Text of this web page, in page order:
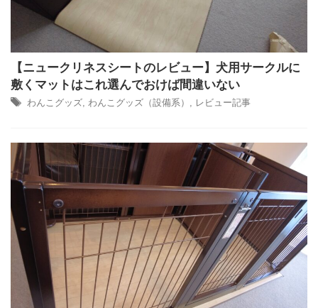
【ニュークリネスシートのレビュー】犬用サークルに
敷くマットはこれ選んでおけば間違いない
わんこグッズ わんこグッズ（設備系） レビュー記事